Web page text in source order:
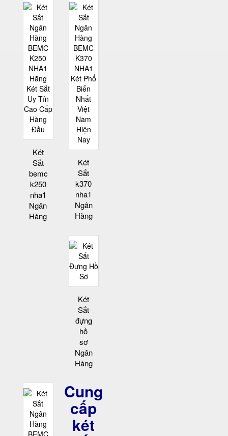
Két
Sắt
bemc
k250
nha1
Ngân
Hàng
Két
Sắt
k370
nha1
Ngân
Hàng
Két
Sắt
đựng
hồ
sơ
Ngân
Hàng
Cung
cấp
két